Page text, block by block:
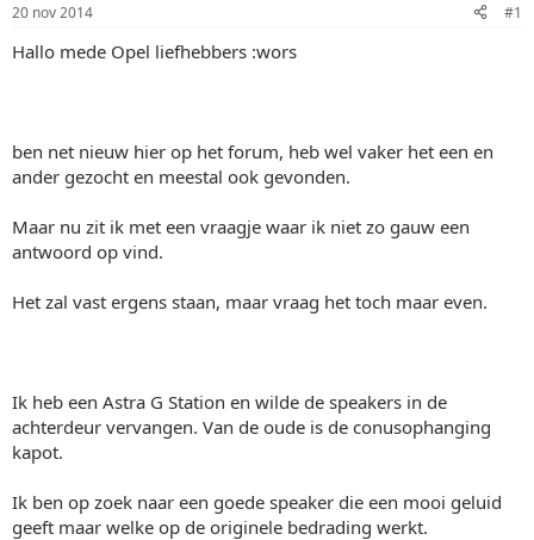
a
r
u
20 nov 2014 #1
Hallo mede Opel liefhebbers :wors
ben net nieuw hier op het forum, heb wel vaker het een en
ander gezocht en meestal ook gevonden.
Maar nu zit ik met een vraagje waar ik niet zo gauw een
antwoord op vind.
Het zal vast ergens staan, maar vraag het toch maar even.
Ik heb een Astra G Station en wilde de speakers in de
achterdeur vervangen. Van de oude is de conusophanging
kapot.
Ik ben op zoek naar een goede speaker die een mooi geluid
geeft maar welke op de originele bedrading werkt.